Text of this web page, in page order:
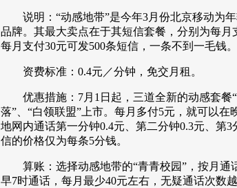
说明：“动感地带”是今年3月份北京移动为年
品牌。其最大卖点在于其短信套餐，分别为每月
每月支付30元可发500条短信，一条不到一毛钱。
资费标准：0.4元／分钟，免交月租。
优惠措施：7月1日起，三道全新的动感套餐“
落”、“白领联盟”上市。每月多付5元，就可以在
地网内通话第一分钟0.4元、第二分钟0.3元、第
信的价格仅为每条5分钱。
算账：选择动感地带的“青青校园”，按月通
早7时通话，每月最少40元左右，无疑通话次数